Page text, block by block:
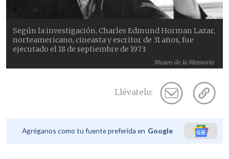
Museo de la Memoria
Según la investigación, Charles Edmund Horman Lazar,
norteamericano, cineasta y escritor de 31 años, fue
ejecutado el 18 de septiembre de 1973.
Llévatelo:
Agréganos como tu fuente preferida en Google